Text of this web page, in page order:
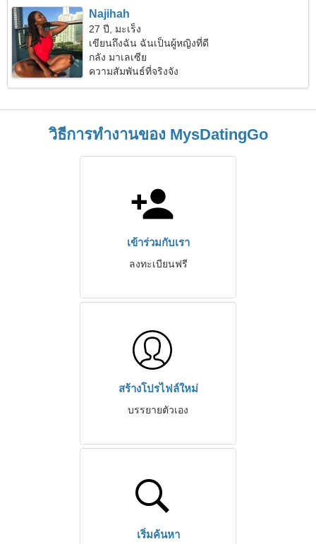
Najihah
27 ปี, มะเร็ง
เขียนถึงฉัน ฉันเป็นผู้หญิงที่ดี
กลัง มาเลเซีย
ความสัมพันธ์ที่จริงจัง
วิธีการทำงานของ MysDatingGo
เข้าร่วมกับเรา
ลงทะเบียนฟรี
สร้างโปรไฟล์ใหม่
บรรยายตัวเอง
เริ่มค้นหา